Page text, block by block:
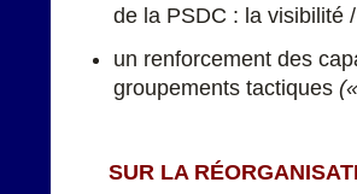
de la PSDC : la visibilité
un renforcement des
groupements tactiques
SUR LA